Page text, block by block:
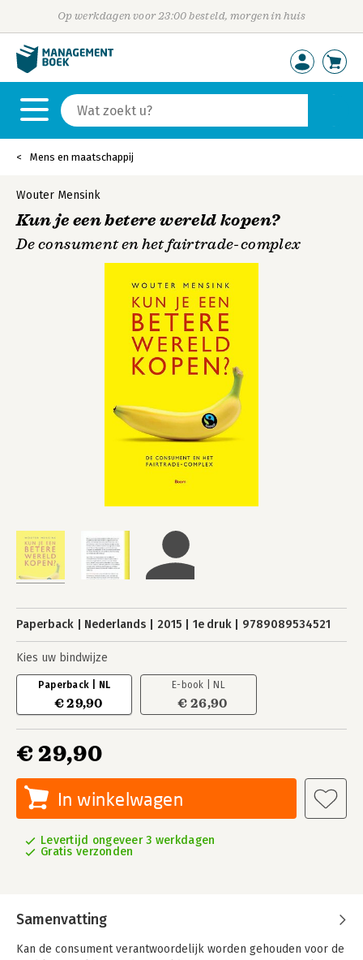
Op werkdagen voor 23:00 besteld, morgen in huis
Mens en maatschappij
Wouter Mensink
Kun je een betere wereld kopen?
De consument en het fairtrade-complex
Paperback Nederlands 2015 1e druk 9789089534521
Kies uw bindwijze
Paperback | NL
€ 29,90
E-book | NL
€ 26,90
€ 29,90
In winkelwagen
Levertijd ongeveer 3 werkdagen
Gratis verzonden
Samenvatting
Kan de consument verantwoordelijk worden gehouden voor de